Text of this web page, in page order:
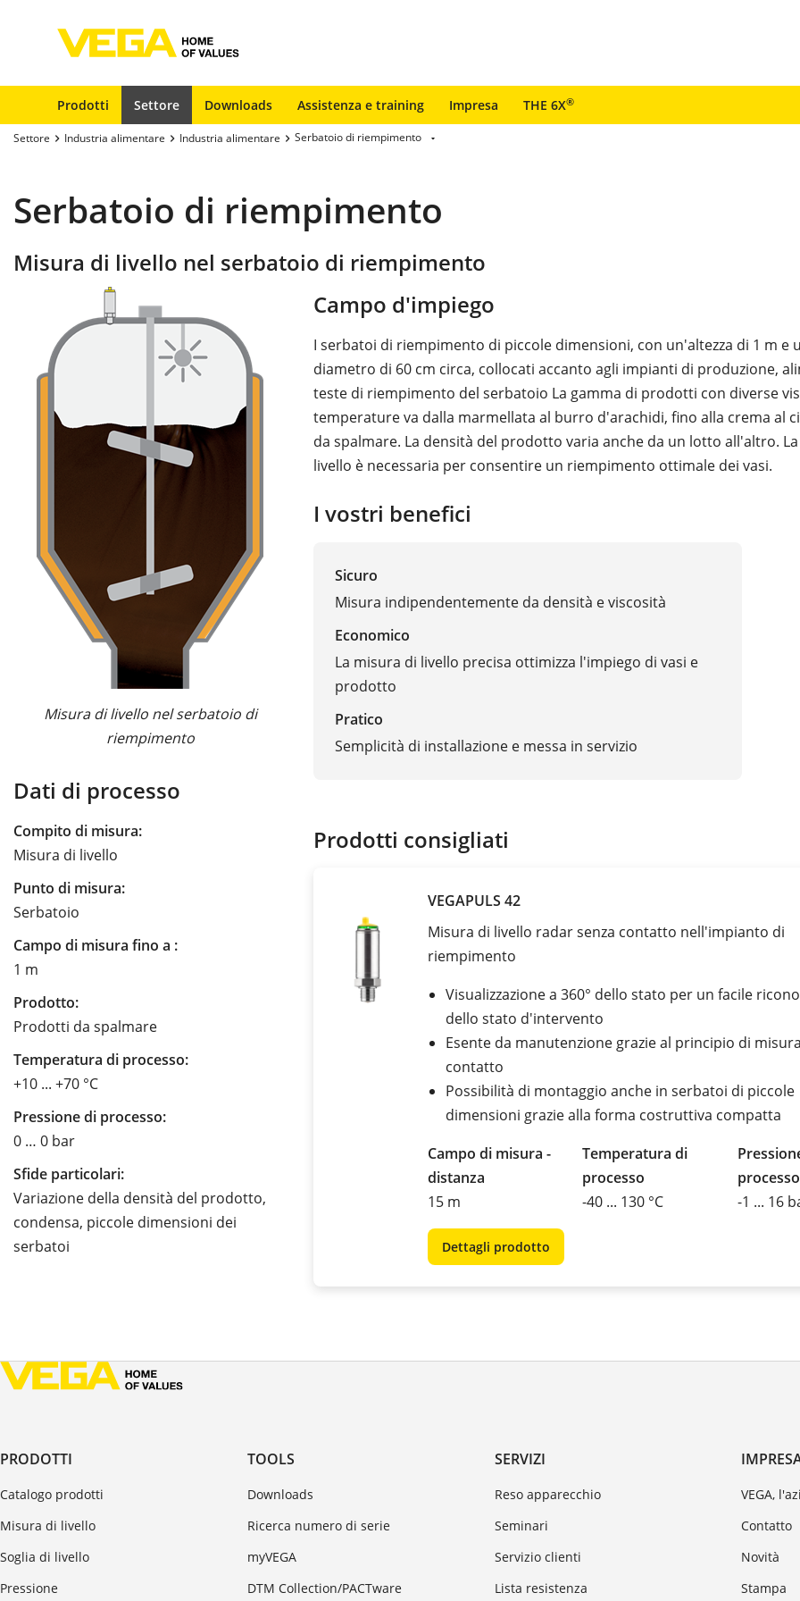
Prodotti Settore Downloads Assistenza e training Impresa THE 6X®
Settore Industria alimentare Industria alimentare Serbatoio di riempimento
Serbatoio di riempimento
Misura di livello nel serbatoio di riempimento
Misura di livello nel serbatoio di
riempimento
Dati di processo
Compito di misura:
Misura di livello
Punto di misura:
Serbatoio
Campo di misura fino a :
1 m
Prodotto:
Prodotti da spalmare
Temperatura di processo:
+10 ... +70 °C
Pressione di processo:
0 … 0 bar
Sfide particolari:
Variazione della densità del prodotto,
condensa, piccole dimensioni dei
serbatoi
Campo d'impiego
I serbatoi di riempimento di piccole dimensioni, con un'altezza di 1 m e
diametro di 60 cm circa, collocati accanto agli impianti di produzione,
teste di riempimento del serbatoio La gamma di prodotti con diverse
temperature va dalla marmellata al burro d'arachidi, fino alla crema al
da spalmare. La densità del prodotto varia anche da un lotto all'altro.
livello è necessaria per consentire un riempimento ottimale dei vasi.
I vostri benefici
Sicuro
Misura indipendentemente da densità e viscosità
Economico
La misura di livello precisa ottimizza l'impiego di vasi e
prodotto
Pratico
Semplicità di installazione e messa in servizio
Prodotti consigliati
VEGAPULS 42
Misura di livello radar senza contatto nell'impianto di
riempimento
Visualizzazione a 360° dello stato per un facile
dello stato d'intervento
Esente da manutenzione grazie al principio di
contatto
Possibilità di montaggio anche in serbatoi di piccole
dimensioni grazie alla forma costruttiva compatta
Campo di misura -
distanza
15 m
Temperatura di
processo
-40 ... 130 °C
processo
-1 ... 16
Dettagli prodotto
PRODOTTI
Catalogo prodotti
Misura di livello
Soglia di livello
Pressione
TOOLS
Downloads
Ricerca numero di serie
myVEGA
DTM Collection/PACTware
SERVIZI
Reso apparecchio
Seminari
Servizio clienti
Lista resistenza
VEGA,
Contatto
Novità
Stampa